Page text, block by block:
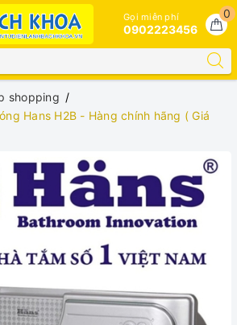
0
Gọi miễn phí
0902223456
shopping
Hans H2B - Hàng chính hãng ( Giá